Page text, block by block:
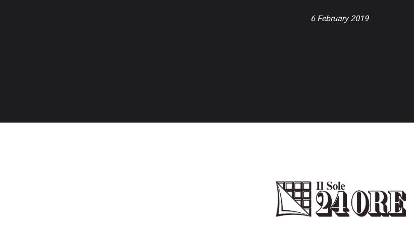
6 February 2019